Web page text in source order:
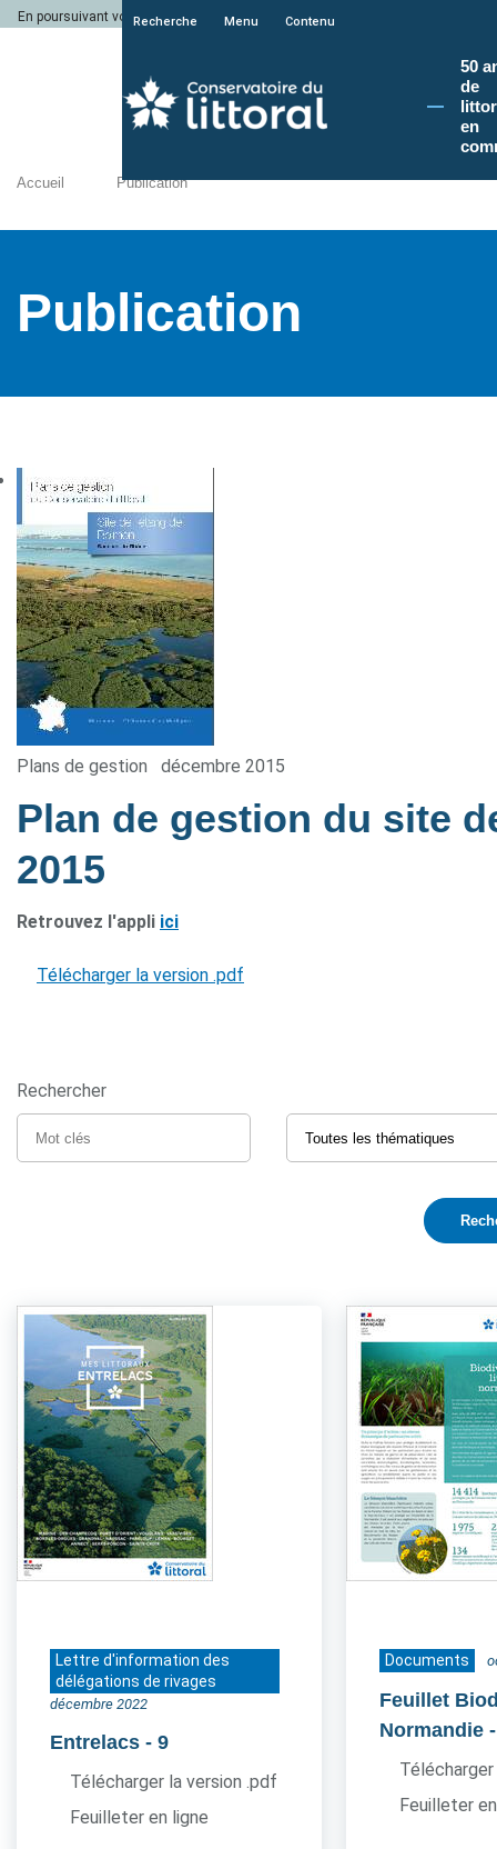
En poursuivant votre navigation sur le site du Conservatoire du littoral, vous
Recherche Menu Contenu
50
de
en
Accueil Publication
Publication
Plans de gestion décembre 2015
Plan de gestion du site
2015
Retrouvez l'appli ici
Télécharger la version .pdf
Rechercher
Lettre d'information des
délégations de rivages
décembre 2022
Entrelacs - 9
Télécharger la version .pdf
Feuilleter en ligne
Documents
Feuillet
Normandie
Feuilleter